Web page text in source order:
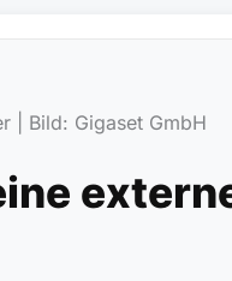
| Bild: Gigaset GmbH